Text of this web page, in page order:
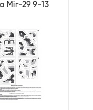
Міг-29 9-13